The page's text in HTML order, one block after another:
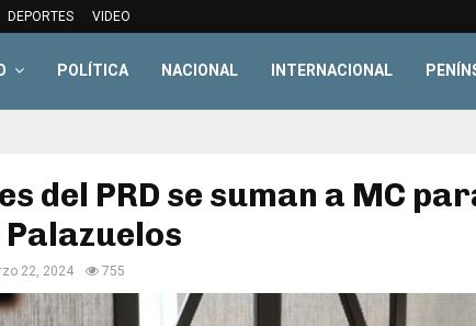
DEPORTES VIDEO
POLÍTICA NACIONAL INTERNACIONAL
del PRD se suman a MC
22, 2024 755